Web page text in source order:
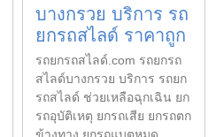
บางกรวย บริการ รถ
ยกรถสไลด์ ราคาถูก
รถยกรถสไลด์.com รถยกรถ
สไลด์บางกรวย บริการ รถยก
รถสไลด์ ช่วยเหลือฉุกเฉิน ยก
รถอุบัติเหตุ ยกรถเสีย ยกรถตก